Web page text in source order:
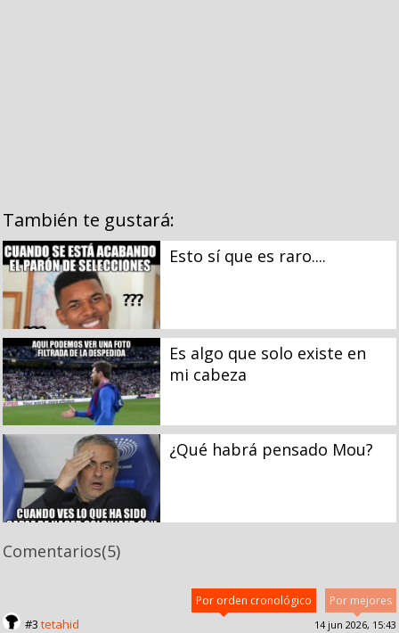
También te gustará:
Esto sí que es raro....
Es algo que solo existe en
mi cabeza
¿Qué habrá pensado Mou?
Comentarios(5)
Por mejores
Por orden cronológico
#3 tetahid 14 jun 2026, 15:43